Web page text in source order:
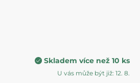
Skladem více než 10 ks
U vás může být již: 12. 8.